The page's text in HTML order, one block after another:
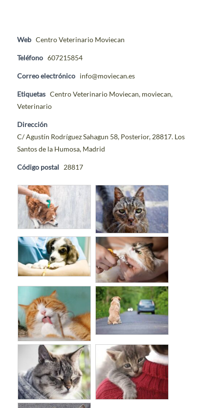
Web Centro Veterinario Moviecan
Teléfono 607215854
Correo electrónico info@moviecan.es
Etiquetas Centro Veterinario Moviecan, moviecan,
Veterinario
Dirección
C/ Agustín Rodríguez Sahagun 58, Posterior, 28817. Los
Santos de la Humosa, Madrid
Código postal 28817